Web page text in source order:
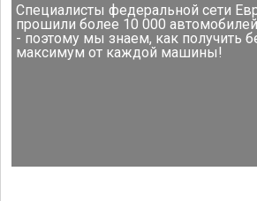
Специалисты федеральной сети
прошили более 10 000
- поэтому мы знаем, как получить
максимум от каждой машины!